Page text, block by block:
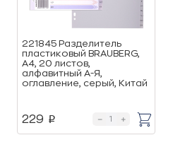
221845 Разделитель
пластиковый BRAUBERG,
А4, 20 листов,
алфавитный А-Я,
оглавление, серый, Китай
229 p